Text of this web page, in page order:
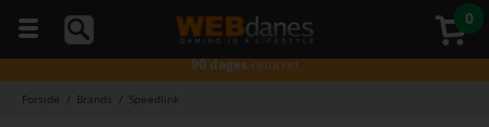
0
Gratis fragt*ved køb over 499,-
90 dagesreturret
Gratis fragt*ved køb over 499,-
Godkendt
Forside / Brands / Speedlink